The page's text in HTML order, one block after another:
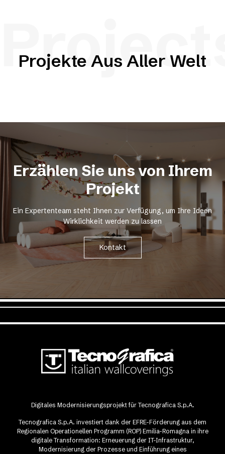
Projekte Aus Aller Welt
Erzählen Sie uns von Ihrem
Projekt
Ein Expertenteam steht Ihnen zur Verfügung, um Ihre Ideen
Wirklichkeit werden zu lassen
Kontakt
Digitales Modernisierungsprojekt für Tecnografica S.p.A.
Tecnografica S.p.A. investiert dank der EFRE-Förderung aus dem
Regionalen Operationellen Programm (ROP) Emilia-Romagna in ihre
digitale Transformation: Erneuerung der IT-Infrastruktur,
Modernisierung der Prozesse und Einführung eines